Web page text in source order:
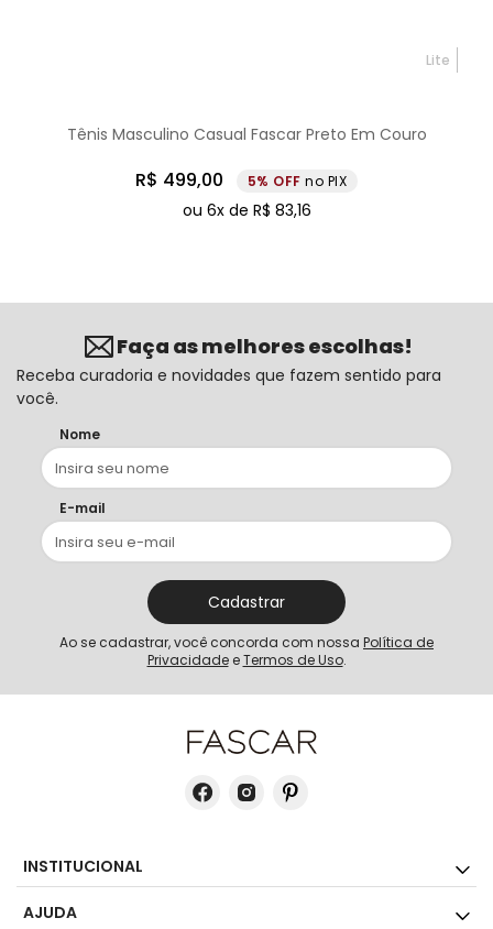
Lite
Tênis Masculino Casual Fascar Preto Em Couro
R$499,00
ou6x deR$ 83,16
Faça as melhores escolhas!
Receba curadoria e novidades que fazem sentido para